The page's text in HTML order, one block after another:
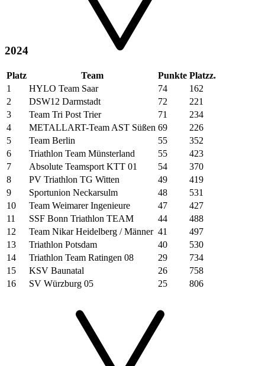
2024
Platz Team Punkte Platzz.
1
HYLO Team Saar 74
162
2
DSW12 Darmstadt 72
221
3
Team Tri Post Trier 71
234
4
METALLART-Team AST Süßen 69
226
5
Team Berlin 55
352
6
Triathlon Team Münsterland 55
423
7
Absolute Teamsport KTT 01 54
370
8
PV Triathlon TG Witten 49
419
9
Sportunion Neckarsulm 48
531
10
Team Weimarer Ingenieure 47
427
11
SSF Bonn Triathlon TEAM 44
488
12
Team Nikar Heidelberg / Männer 41
497
13
Triathlon Potsdam 40
530
14
Triathlon Team Ratingen 08 29
734
15
KSV Baunatal 26
758
16
SV Würzburg 05 25 806